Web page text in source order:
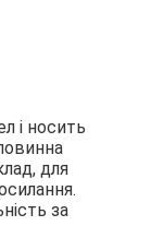
і носить
для
за